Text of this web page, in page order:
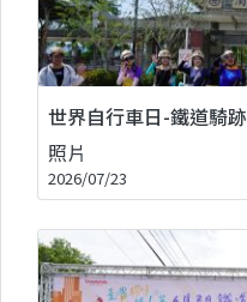
世界自行車日-鐵道騎跡
照片
2026/07/23